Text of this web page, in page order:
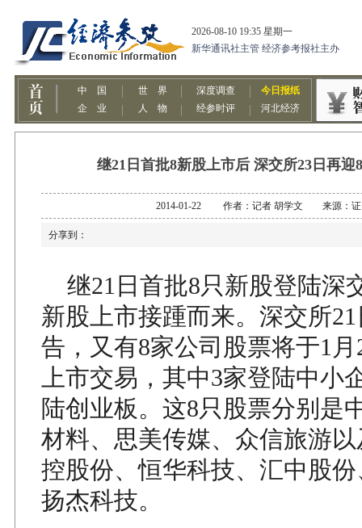
继21日首批8新股上市后 深交所23日再迎
2014-01-22 作者：记者 胡学文 来源：证
分享到：
继21日首批8只新股登陆深
新股上市接踵而来。深交所
告，又有8家公司股票将于1
上市交易，其中3家登陆中小
陆创业板。这8只股票分别是
材料、思美传媒、众信旅游
控股份、恒华科技、汇中股
扬杰科技。